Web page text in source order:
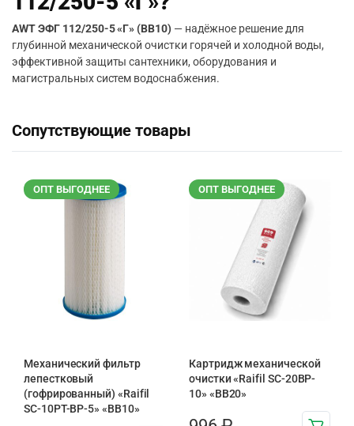
AWT ЭФГ 112/250-5 «Г» (BB10) — надёжное решение для
глубинной механической очистки горячей и холодной воды,
эффективной защиты сантехники, оборудования и
магистральных систем водоснабжения.
Сопутствующие товары
ОПТ ВЫГОДНЕЕ
Механический фильтр
лепестковый
(гофрированный) «Raifil
SC-10PT-ВР-5» «BB10»
ОПТ ВЫГОДНЕЕ
Картридж механической
очистки «Raifil SC-20BP-
10» «BB20»